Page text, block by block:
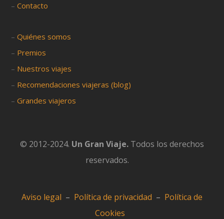
–Contacto
–Quiénes somos
– Premios
– Nuestros viajes
– Recomendaciones viajeras (blog)
–Grandes viajeros
© 2012-2024. Un Gran Viaje. Todos los derechos
reservados.
Aviso legal – Política de privacidad – Política de
Cookies